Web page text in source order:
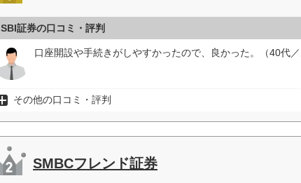
SBI証券の口コミ・評判
口座開設や手続きがしやすかったので、良かった。（40代／
その他の口コミ・評判
SMBCフレンド証券